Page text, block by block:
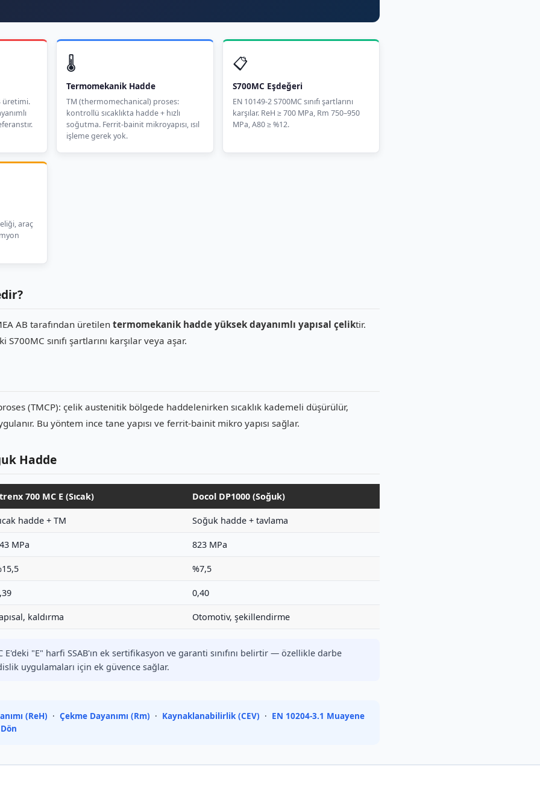
üretimi.
🌡️
Termomekanik Hadde
TM (thermomechanical) proses:
kontrollü sıcaklıkta hadde + hızlı
soğutma. Ferrit-bainit mikroyapısı, ısıl
işleme gerek yok.
📋
S700MC Eşdeğeri
EN 10149-2 S700MC sınıfı şartlarını
karşılar. ReH ≥ 700 MPa, Rm 750–950
MPa, A80 ≥ %12.
araç
AB tarafından üretilen termomekanik hadde yüksek dayanımlı yapısal çeliktir.
sınıfı şartlarını karşılar veya aşar.
(TMCP): çelik austenitik bölgede haddelenirken sıcaklık kademeli düşürülür,
Bu yöntem ince tane yapısı ve ferrit-bainit mikro yapısı sağlar.
Hadde
700 MC E (Sıcak) Docol DP1000 (Soğuk)
hadde + TM Soğuk hadde + tavlama
MPa 823 MPa
%7,5
0,40
kaldırma Otomotiv, şekillendirme
E'deki "E" harfi SSAB'ın ek sertifikasyon ve garanti sınıfını belirtir — özellikle darbe
uygulamaları için ek güvence sağlar.
(ReH) · Çekme Dayanımı (Rm) · Kaynaklanabilirlik (CEV) · EN 10204-3.1 Muayene